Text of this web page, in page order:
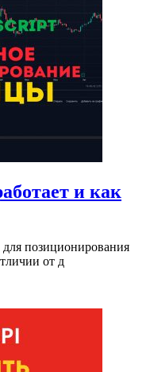
и как
позиционирования
от д